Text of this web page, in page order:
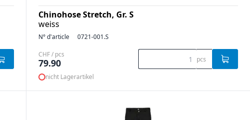
Chinohose Stretch, Gr. S
weiss
N° d'article 0721-001.S
CHF / pcs
79.90 pcs
nicht Lagerartikel